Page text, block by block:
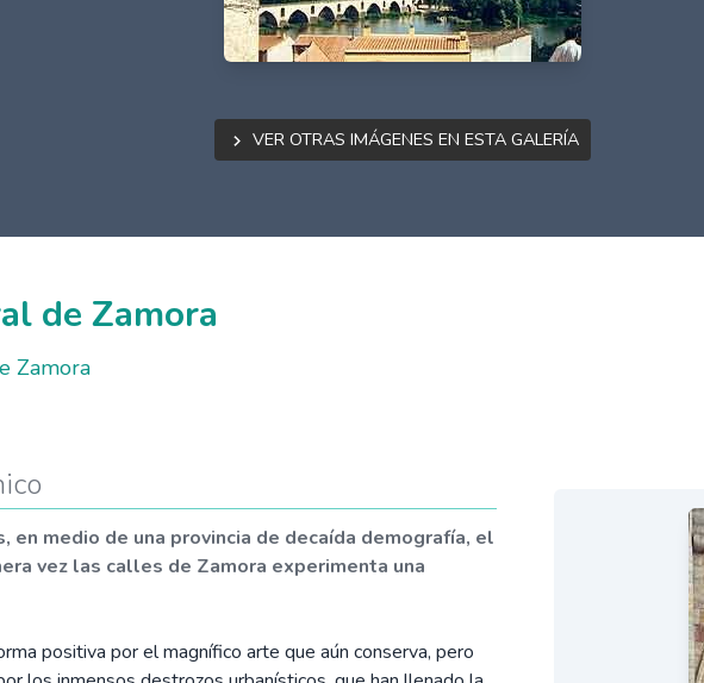
Ver otras imágenes en esta galería
de Zamora
Zamora
en medio de una provincia de decaída demografía, el
vez las calles de Zamora experimenta una
positiva por el magnífico arte que aún conserva, pero